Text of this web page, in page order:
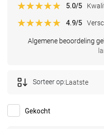
Algemene beoordeling
5.0/5
4.9/5
Gekocht
Sorteer op:Laatste